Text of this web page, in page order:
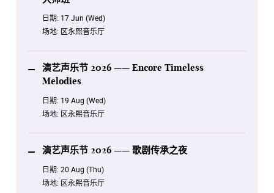
日期: 17 Jun (Wed)
场地: 区永熙音乐厅
演艺声乐节 2026 —— Encore Timeless
Melodies
日期: 19 Aug (Wed)
场地: 区永熙音乐厅
演艺声乐节 2026 —— 歌剧传承之夜
日期: 20 Aug (Thu)
场地: 区永熙音乐厅